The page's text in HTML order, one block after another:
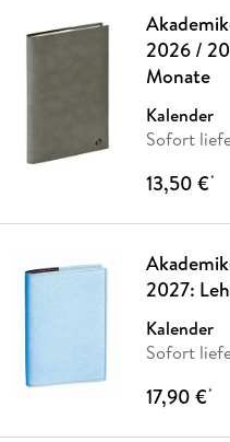
2026 /
Monate
Kalender
Sofort
13,50 €*
2027:
Kalender
Sofort
17,90 €*